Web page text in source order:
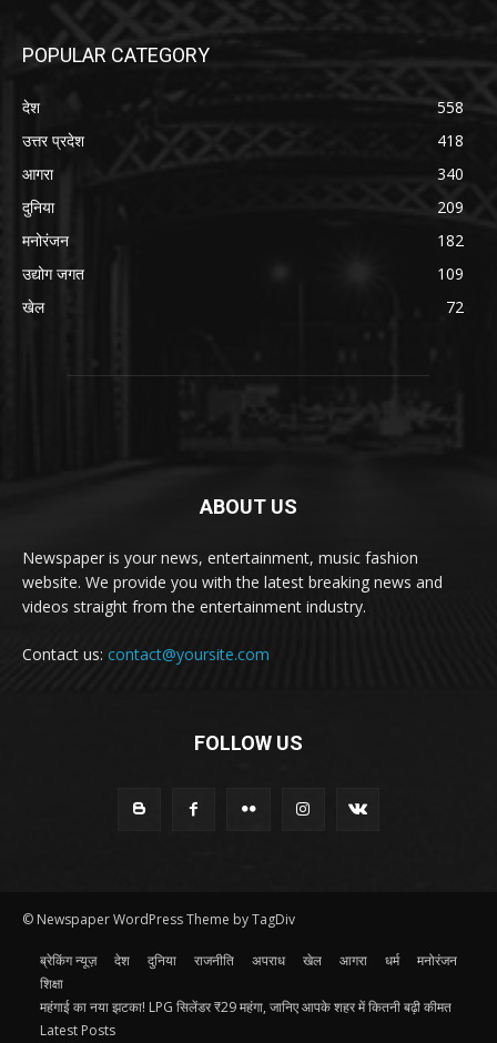
POPULAR CATEGORY
देश
558
उत्तर प्रदेश
418
आगरा
340
दुनिया
209
मनोरंजन
182
उद्योग जगत
109
खेल
72
ABOUT US
Newspaper is your news, entertainment, music fashion
website. We provide you with the latest breaking news and
videos straight from the entertainment industry.
Contact us: contact@yoursite.com
FOLLOW US
© Newspaper WordPress Theme by TagDiv
ब्रेकिंग न्यूज़ देश दुनिया राजनीति अपराध खेल आगरा धर्म
मनोरंजन
शिक्षा
महंगाई का नया झटका! LPG सिलेंडर ₹29 महंगा, जानिए आपके शहर में कितनी बढ़ी कीमत
Latest Posts